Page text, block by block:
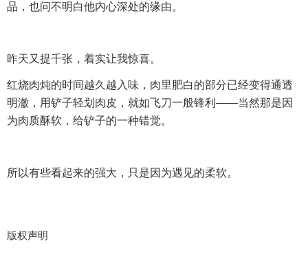
品，也问不明白他内心深处的缘由。
昨天又提千张，着实让我惊喜。
红烧肉炖的时间越久越入味，肉里肥白的部分已经变得通透
明澈，用铲子轻划肉皮，就如飞刀一般锋利——当然那是因
为肉质酥软，给铲子的一种错觉。
所以有些看起来的强大，只是因为遇见的柔软。
版权声明